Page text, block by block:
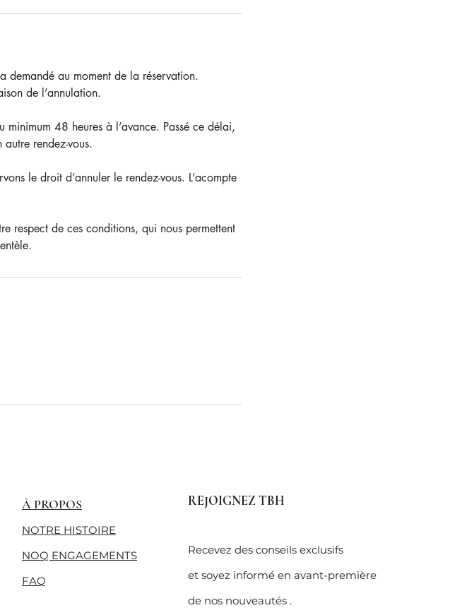
demandé au moment de la réservation.
de l’annulation.
48 heures à l’avance. Passé ce délai,
rendez-vous.
le droit d’annuler le rendez-vous. L’acompte
respect de ces conditions, qui nous permettent
À PROPOS
NOTRE HISTOIRE
NOQ ENGAGEMENTS
FAQ
REJOIGNEZ TBH
Recevez des conseils exclusifs
et soyez informé en avant-première
de nos nouveautés .